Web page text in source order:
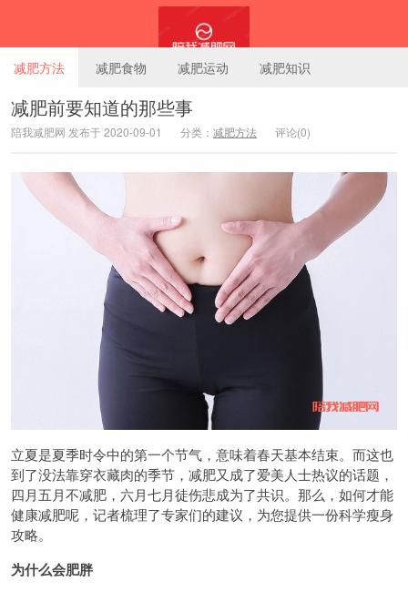
陪我减肥网
减肥方法 减肥食物 减肥运动 减肥知识
减肥前要知道的那些事
陪我减肥网 发布于 2020-09-01 分类： 减肥方法 评论(0)
立夏是夏季时令中的第一个节气，意味着春天基本结束。而这也
到了没法靠穿衣藏肉的季节，减肥又成了爱美人士热议的话题，
四月五月不减肥，六月七月徒伤悲成为了共识。那么，如何才能
健康减肥呢，记者梳理了专家们的建议，为您提供一份科学瘦身
攻略。
为什么会肥胖